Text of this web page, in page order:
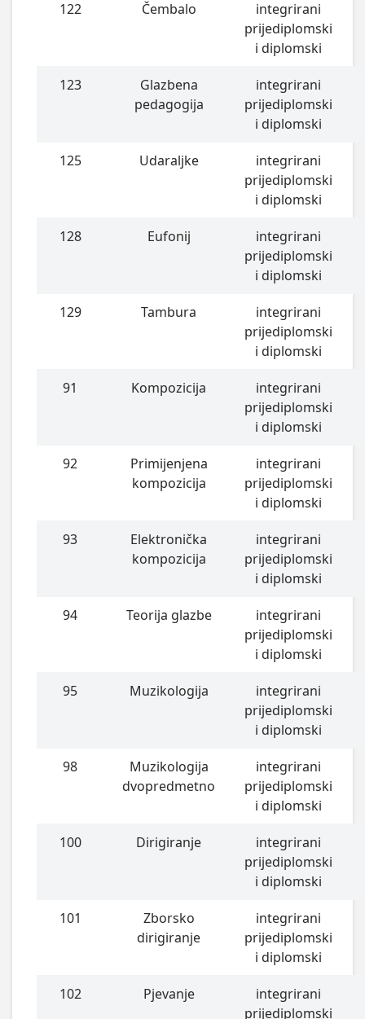
122 Čembalo
integrirani
prijediplomski
i diplomski
123
Glazbena
pedagogija
integrirani
prijediplomski
i diplomski
125 Udaraljke
integrirani
prijediplomski
i diplomski
128 Eufonij
integrirani
prijediplomski
i diplomski
129 Tambura
integrirani
prijediplomski
i diplomski
91 Kompozicija
integrirani
prijediplomski
i diplomski
92
Primijenjena
kompozicija
integrirani
prijediplomski
i diplomski
93
Elektronička
kompozicija
integrirani
prijediplomski
i diplomski
94 Teorija glazbe
integrirani
prijediplomski
i diplomski
95 Muzikologija
integrirani
prijediplomski
i diplomski
98
Muzikologija
dvopredmetno
integrirani
prijediplomski
i diplomski
100 Dirigiranje
integrirani
prijediplomski
i diplomski
101
Zborsko
dirigiranje
integrirani
prijediplomski
i diplomski
102 Pjevanje
integrirani
prijediplomski